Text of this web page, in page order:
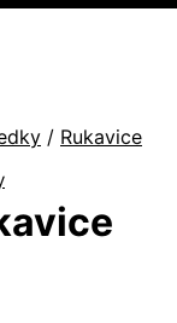
/ Rukavice